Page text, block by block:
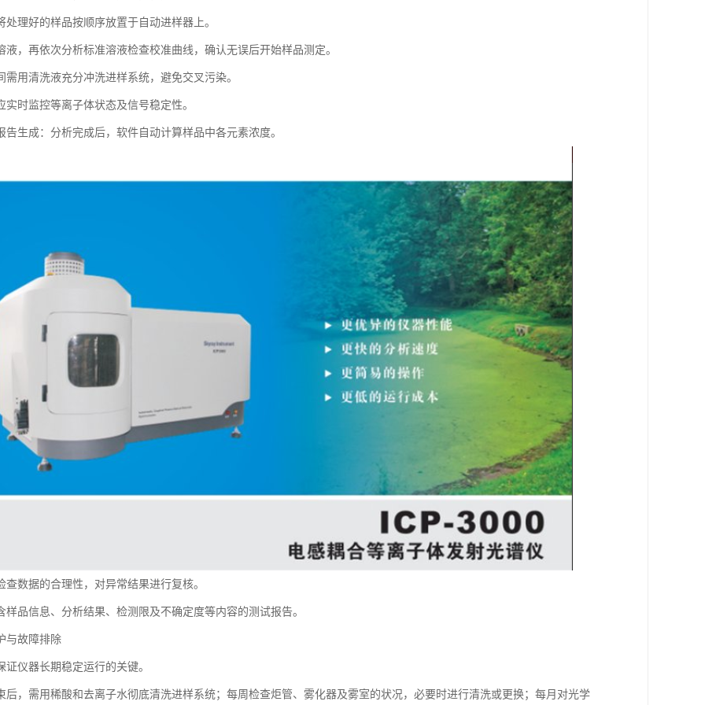
处理好的样品按顺序放置于自动进样器上。
液，再依次分析标准溶液检查校准曲线，确认无误后开始样品测定。
需用清洗液充分冲洗进样系统，避免交叉污染。
实时监控等离子体状态及信号稳定性。
告生成：分析完成后，软件自动计算样品中各元素浓度。
查数据的合理性，对异常结果进行复核。
样品信息、分析结果、检测限及不确定度等内容的测试报告。
与故障排除
证仪器长期稳定运行的关键。
后，需用稀酸和去离子水彻底清洗进样系统；每周检查炬管、雾化器及雾室的状况，必要时进行清洗或更换；每月对光学